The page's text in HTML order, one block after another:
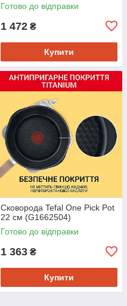
Готово до відправки
1 472 ₴
Купити
Сковорода Tefal One Pick Pot
22 см (G1662504)
Готово до відправки
1 363 ₴
Купити